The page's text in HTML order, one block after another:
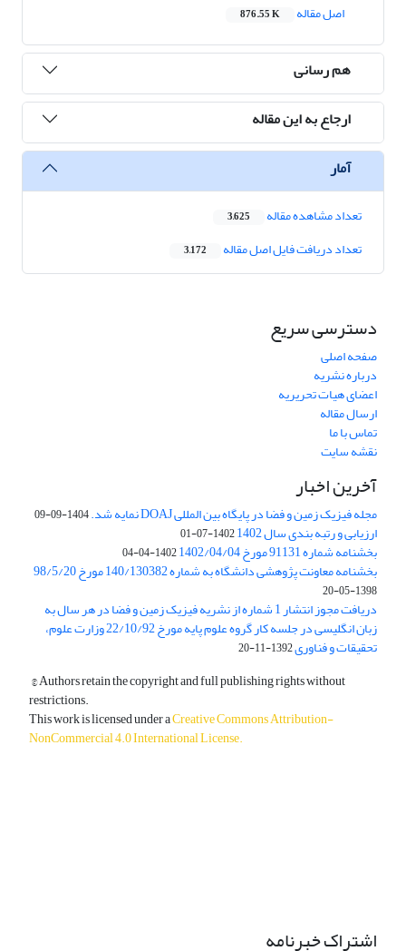
اصل مقاله
876.55 K
هم رسانی
ارجاع به این مقاله
آمار
تعداد مشاهده مقاله 3,625
تعداد دریافت فایل اصل مقاله 3,172
دسترسی سریع
صفحه اصلی
درباره نشریه
اعضای هیات تحریریه
ارسال مقاله
تماس با ما
نقشه سایت
آخرین اخبار
مجله فیزیک زمین و فضا در پایگاه بین المللی DOAJ نمایه شد. 1404-09-09
ارزیابی و رتبه بندی سال 1402 1402-07-01
بخشنامه شماره 91131 مورخ 1402/04/04 1402-04-04
بخشنامه معاونت پژوهشی دانشگاه به شماره 140/130382 مورخ 98/5/20
1398-05-20
دریافت مجوز انتشار 1 شماره از نشریه فیزیک زمین و فضا در هر سال به
زبان انگلیسی در جلسه کار گروه علوم پایه مورخ 22/10/92 وزارت علوم،
تحقیقات و فناوری1392-11-20
© Authors retain the copyright and full publishing rights without
restrictions.
This work is licensed under aCreative Commons Attribution-
NonCommercial 4.0 International License.
اشتراک خبرنامه